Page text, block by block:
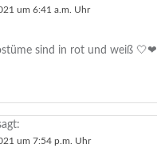
um 6:41 a.m. Uhr
sind in rot und weiß 🤍❤
um 7:54 p.m. Uhr